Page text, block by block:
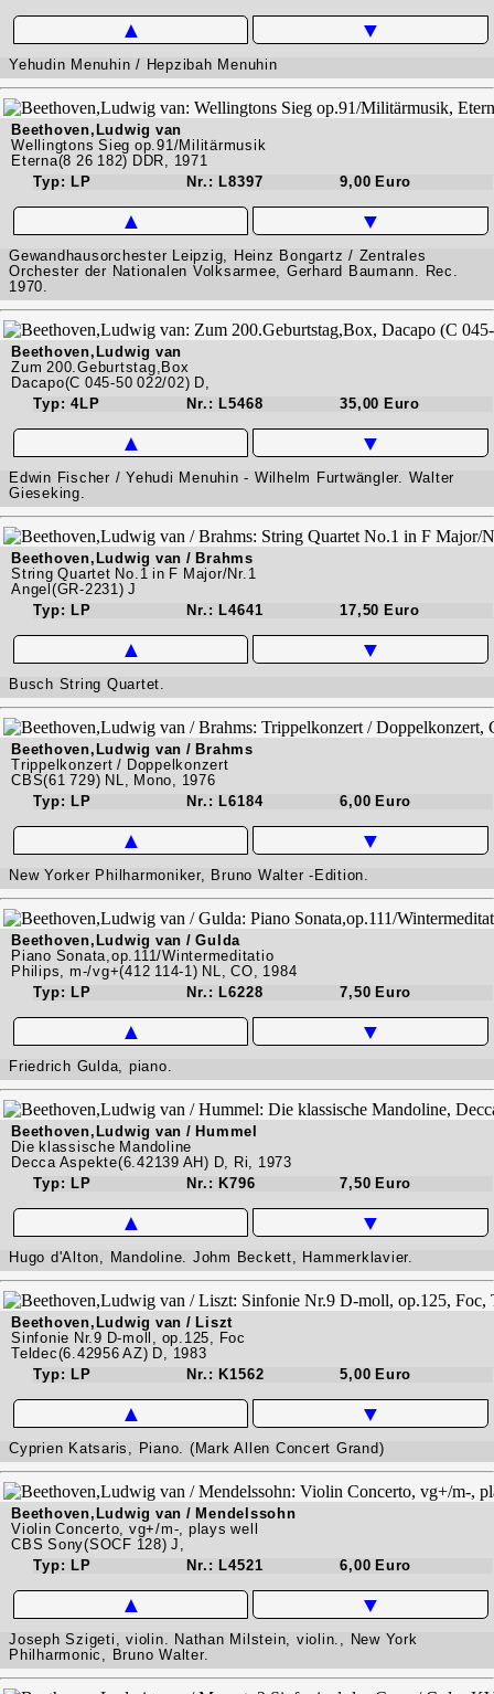
▲ ▼
Yehudin Menuhin / Hepzibah Menuhin
Beethoven,Ludwig van
Wellingtons Sieg op.91/Militärmusik
Eterna(8 26 182) DDR, 1971
Typ: LP
Nr.: L8397 9,00 Euro
▲ ▼
Gewandhausorchester Leipzig, Heinz Bongartz / Zentrales
Orchester der Nationalen Volksarmee, Gerhard Baumann. Rec.
1970.
Beethoven,Ludwig van
Zum 200.Geburtstag,Box
Dacapo(C 045-50 022/02) D,
Typ: 4LP
Nr.: L5468 35,00 Euro
▲ ▼
Edwin Fischer / Yehudi Menuhin - Wilhelm Furtwängler. Walter
Gieseking.
Beethoven,Ludwig van / Brahms
String Quartet No.1 in F Major/Nr.1
Angel(GR-2231) J
Typ: LP
Nr.: L4641 17,50 Euro
▲ ▼
Busch String Quartet.
Beethoven,Ludwig van / Brahms
Trippelkonzert / Doppelkonzert
CBS(61 729) NL, Mono, 1976
Typ: LP
Nr.: L6184 6,00 Euro
▲ ▼
New Yorker Philharmoniker, Bruno Walter -Edition.
Beethoven,Ludwig van / Gulda
Piano Sonata,op.111/Wintermeditatio
Philips, m-/vg+(412 114-1) NL, CO, 1984
Typ: LP
Nr.: L6228 7,50 Euro
▲ ▼
Friedrich Gulda, piano.
Beethoven,Ludwig van / Hummel
Die klassische Mandoline
Decca Aspekte(6.42139 AH) D, Ri, 1973
Typ: LP
Nr.: K796 7,50 Euro
▲ ▼
Hugo d'Alton, Mandoline. Johm Beckett, Hammerklavier.
Beethoven,Ludwig van / Liszt
Sinfonie Nr.9 D-moll, op.125, Foc
Teldec(6.42956 AZ) D, 1983
Typ: LP
Nr.: K1562 5,00 Euro
▲ ▼
Cyprien Katsaris, Piano. (Mark Allen Concert Grand)
Beethoven,Ludwig van / Mendelssohn
Violin Concerto, vg+/m-, plays well
CBS Sony(SOCF 128) J,
Typ: LP
Nr.: L4521 6,00 Euro
▲ ▼
Joseph Szigeti, violin. Nathan Milstein, violin., New York
Philharmonic, Bruno Walter.